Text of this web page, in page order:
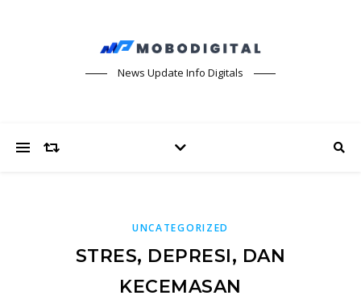
News Update Info Digitals
UNCATEGORIZED
STRES, DEPRESI, DAN
KECEMASAN